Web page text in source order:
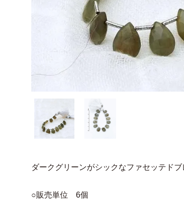
ダークグリーンがシックなファセッテド
○販売単位 6個